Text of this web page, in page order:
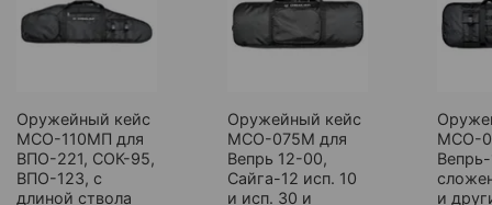
Оружейный кейс
МСО-110МП для
ВПО-221, СОК-95,
ВПО-123, с
длиной ствола
Оружейный кейс
МСО-075М для
Вепрь 12-00,
Сайга-12 исп. 10
и исп. 30 и
МСО-
и